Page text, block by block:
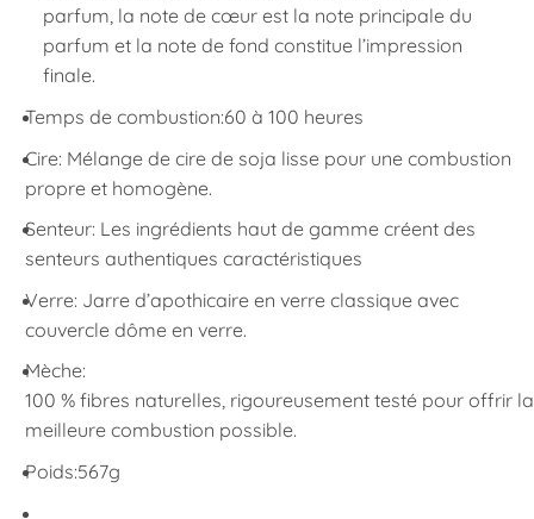
parfum, la note de cœur est la note principale du
parfum et la note de fond constitue l’impression
finale.
Temps de combustion:60 à 100 heures
Cire: Mélange de cire de soja lisse pour une combustion
propre et homogène.
Senteur: Les ingrédients haut de gamme créent des
senteurs authentiques caractéristiques
Verre: Jarre d’apothicaire en verre classique avec
couvercle dôme en verre.
Mèche:
100 % fibres naturelles, rigoureusement testé pour offrir la
meilleure combustion possible.
Poids:567g